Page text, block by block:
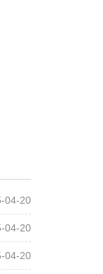
04-20
04-20
04-20